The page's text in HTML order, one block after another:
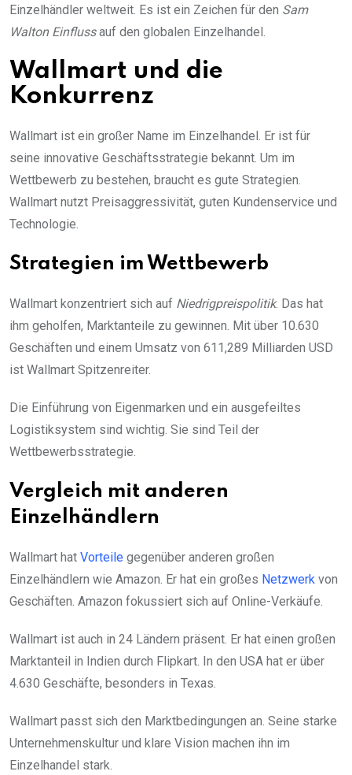
Einzelhändler weltweit. Es ist ein Zeichen für den Sam
Walton Einflussauf den globalen Einzelhandel.
Wallmart und die
Konkurrenz
Wallmart ist ein großer Name im Einzelhandel. Er ist für
seine innovative Geschäftsstrategie bekannt. Um im
Wettbewerb zu bestehen, braucht es gute Strategien.
Wallmart nutzt Preisaggressivität, guten Kundenservice und
Technologie.
Strategien im Wettbewerb
Wallmart konzentriert sich auf Niedrigpreispolitik. Das hat
ihm geholfen, Marktanteile zu gewinnen. Mit über 10.630
Geschäften und einem Umsatz von 611,289 Milliarden USD
ist Wallmart Spitzenreiter.
Die Einführung von Eigenmarken und ein ausgefeiltes
Logistiksystem sind wichtig. Sie sind Teil der
Wettbewerbsstrategie.
Vergleich mit anderen
Einzelhändlern
Wallmart hat Vorteile gegenüber anderen großen
Einzelhändlern wie Amazon. Er hat ein großes Netzwerk von
Geschäften. Amazon fokussiert sich auf Online-Verkäufe.
Wallmart ist auch in 24 Ländern präsent. Er hat einen großen
Marktanteil in Indien durch Flipkart. In den USA hat er über
4.630 Geschäfte, besonders in Texas.
Wallmart passt sich den Marktbedingungen an. Seine starke
Unternehmenskultur und klare Vision machen ihn im
Einzelhandel stark.